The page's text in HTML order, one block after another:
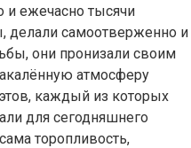
и ежечасно тысячи
делали самоотверженно и
они пронизали своим
атмосферу
каждый из которых
для сегодняшнего
торопливость,